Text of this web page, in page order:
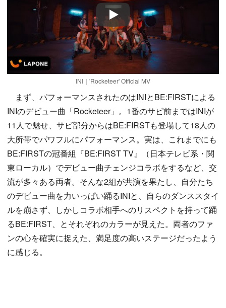
Play
INI｜'Rocketeer' Official MV
まず、パフォーマンスされたのはINIとBE:FIRSTによる
INIのデビュー曲「Rocketeer」。1番のサビ前まではINIが
11人で魅せ、サビ部分からはBE:FIRSTも登場して18人の
大所帯でパワフルにパフォーマンス。実は、これまでにも
BE:FIRSTの冠番組『BE:FIRST TV』（日本テレビ系・関
東ローカル）でデビュー曲チェンジコラボをするなど、交
流が多々ある両者。そんな2組が共演を果たし、自分たち
のデビュー曲を力いっぱい踊るINIと、自らのダンススタイ
ルを崩さず、しかしコラボ相手へのリスペクトを持って踊
るBE:FIRST、とそれぞれのカラーが見えた。両者のファ
ンの心を確実に捉えた、満足度の高いステージだったよう
に感じる。